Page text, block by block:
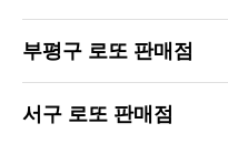
부평구 로또 판매점
서구 로또 판매점